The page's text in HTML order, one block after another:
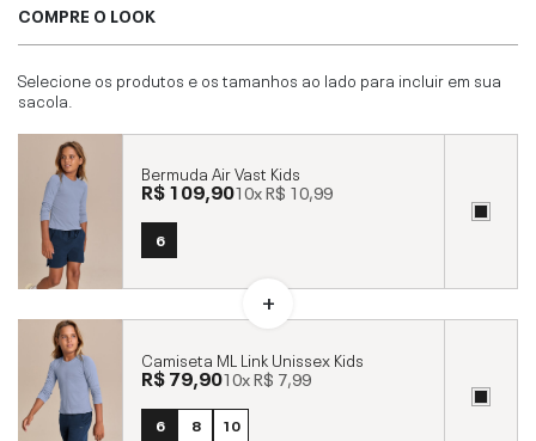
COMPRE O LOOK
Selecione os produtos e os tamanhos ao lado para incluir em sua
sacola.
Bermuda Air Vast Kids
R$ 109,9010xR$ 10,99
6
Camiseta ML Link Unissex Kids
R$ 79,9010xR$ 7,99
6 8 10